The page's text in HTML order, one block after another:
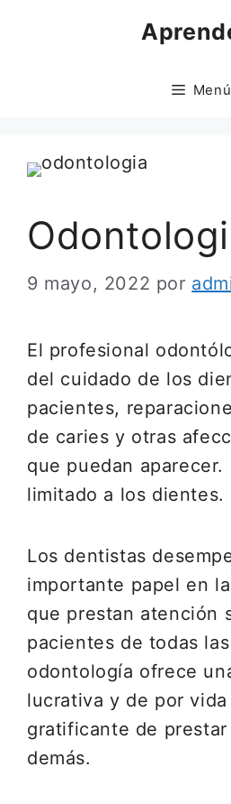
Menú
9 mayo, 2022 por
El profesional
del cuidado de los
pacientes,
de caries y otras
que puedan aparecer.
limitado a los dientes.
Los dentistas
importante papel en
que prestan atención
pacientes de todas
odontología ofrece
lucrativa y de por
gratificante de
demás.